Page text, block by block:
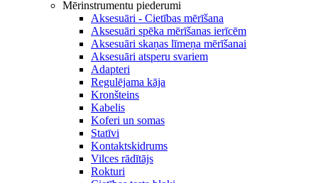
Mērinstrumentu piederumi
Aksesuāri - Cietības mērīšana
Aksesuāri spēka mērīšanas ierīcēm
Aksesuāri skaņas līmeņa mērīšanai
Aksesuāri atsperu svariem
Adapteri
Regulējama kāja
Kronšteins
Kabelis
Koferi un somas
Statīvi
Kontaktskidrums
Vilces rādītājs
Rokturi